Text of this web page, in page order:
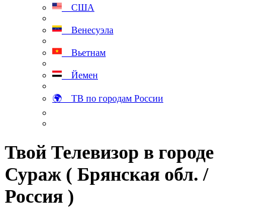
США
Венесуэла
Вьетнам
Йемен
🌍 ТВ по городам России
Твой Телевизор в городе
Сураж ( Брянская обл. /
Россия )